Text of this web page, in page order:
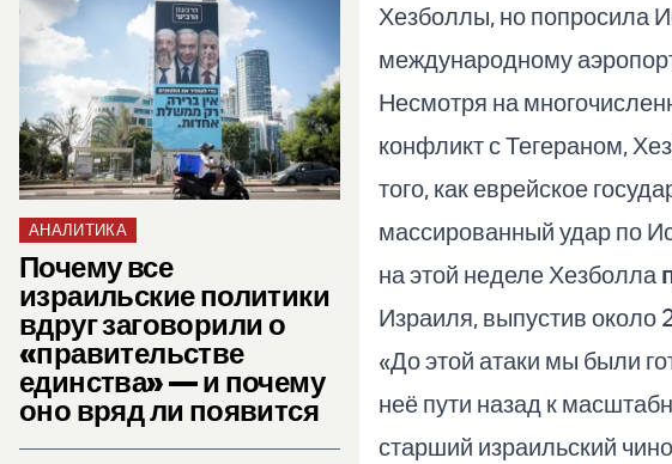
АНАЛИТИКА
Почему все
израильские политики
вдруг заговорили о
«правительстве
единства» — и почему
оно вряд ли появится
Хезболлы, но попросила
международному
Несмотря на
конфликт с Тегераном,
того, как еврейское
массированный удар по
на этой неделе Хезболла
Израиля, выпустив около
«До этой атаки мы были
неё пути назад к
старший израильский